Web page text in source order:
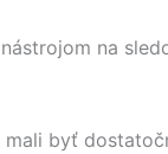
na
mali byť